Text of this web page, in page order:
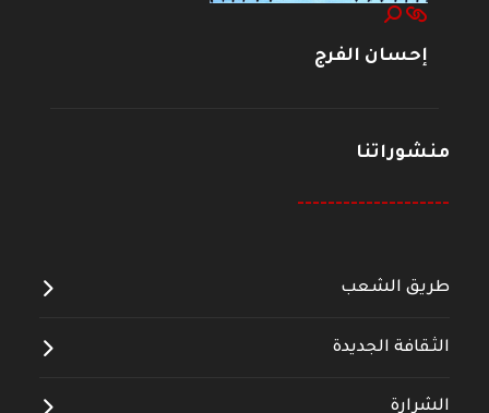
إحسان الفرج
منشوراتنا
--------------------
طريق الشعب
الثقافة الجديدة
الشرارة